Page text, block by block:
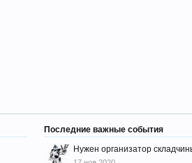
Последние важные события
Нужен организатор